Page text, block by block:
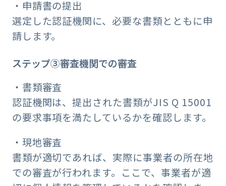
・申請書の提出
選定した認証機関に、必要な書類とともに申
請します。
ステップ③審査機関での審査
・書類審査
認証機関は、提出された書類がJIS Q 15001
の要求事項を満たしているかを確認します。
・現地審査
書類が適切であれば、実際に事業者の所在地
での審査が行われます。ここで、事業者が適